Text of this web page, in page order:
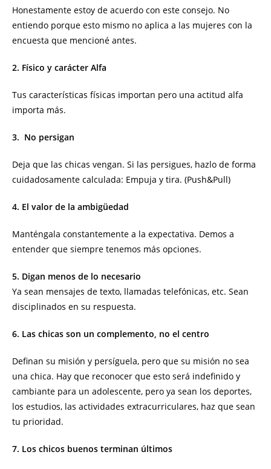
Honestamente estoy de acuerdo con este consejo. No
entiendo porque esto mismo no aplica a las mujeres con la
encuesta que mencioné antes.
2. Físico y carácter Alfa
Tus características físicas importan pero una actitud alfa
importa más.
3. No persigan
Deja que las chicas vengan. Si las persigues, hazlo de forma
cuidadosamente calculada: Empuja y tira. (Push&Pull)
4. El valor de la ambigüedad
Manténgala constantemente a la expectativa. Demos a
entender que siempre tenemos más opciones.
5. Digan menos de lo necesario
Ya sean mensajes de texto, llamadas telefónicas, etc. Sean
disciplinados en su respuesta.
6. Las chicas son un complemento, no el centro
Definan su misión y persíguela, pero que su misión no sea
una chica. Hay que reconocer que esto será indefinido y
cambiante para un adolescente, pero ya sean los deportes,
los estudios, las actividades extracurriculares, haz que sean
tu prioridad.
7. Los chicos buenos terminan últimos